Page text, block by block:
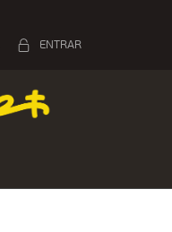
ENTRAR